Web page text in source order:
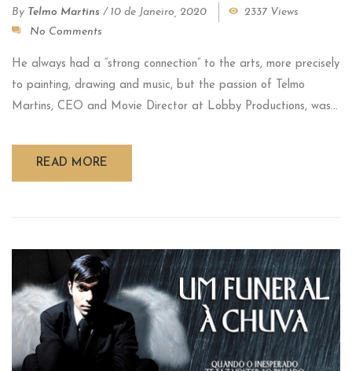
By Telmo Martins / 10 de Janeiro, 2020
2337 Views
No Comments
He always had a “strong connection” to the arts, more precisely
to painting, drawing and music, but the passion of Telmo
Martins, CEO and Movie Director at Lobby Productions, was...
READ MORE